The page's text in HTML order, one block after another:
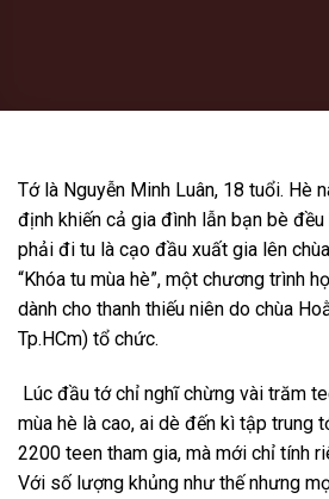
Tớ là Nguyễn Minh Luân, 18 tuổi. Hè
định khiến cả gia đình lẫn bạn bè
phải đi tu là cạo đầu xuất gia lên
“Khóa tu mùa hè”, một chương trình
dành cho thanh thiếu niên do chùa
Tp.HCm) tổ chức.
Lúc đầu tớ chỉ nghĩ chừng vài trăm
mùa hè là cao, ai dè đến kì tập trung
2200 teen tham gia, mà mới chỉ tính
Với số lượng khủng như thế nhưng